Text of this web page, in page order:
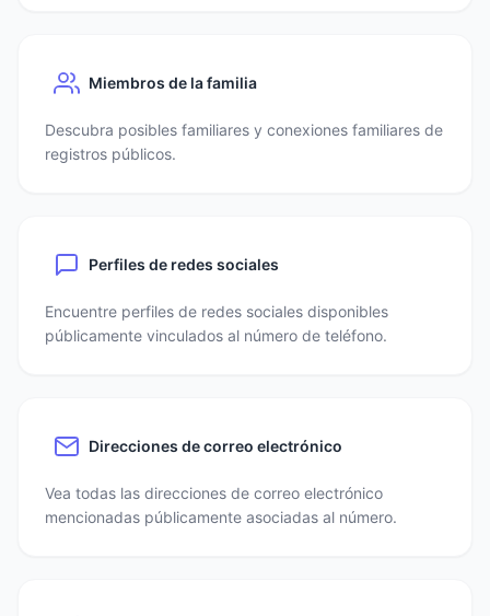
Miembros de la familia
Descubra posibles familiares y conexiones familiares de
registros públicos.
Perfiles de redes sociales
Encuentre perfiles de redes sociales disponibles
públicamente vinculados al número de teléfono.
Direcciones de correo electrónico
Vea todas las direcciones de correo electrónico
mencionadas públicamente asociadas al número.